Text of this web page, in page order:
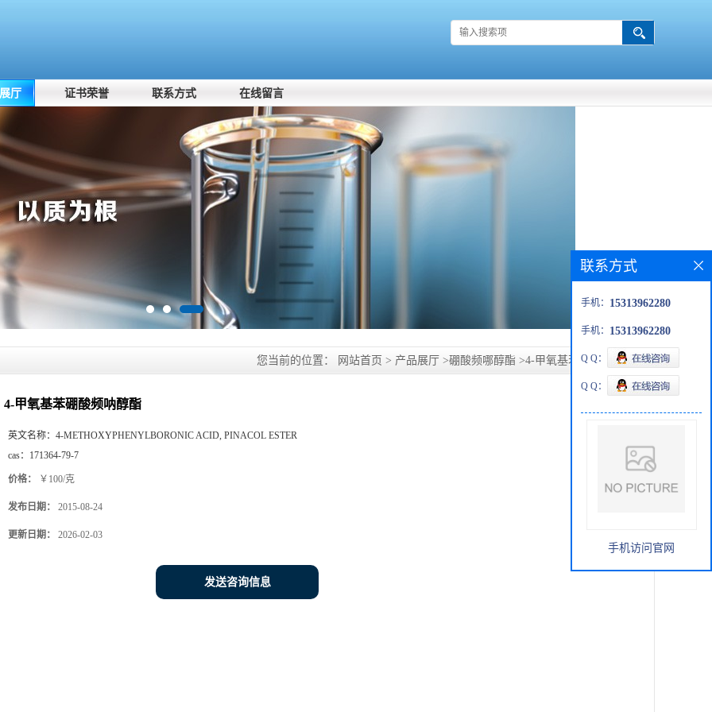
厅 证书荣誉 联系方式 在线留言
您当前的位置： 网站首页 > 产品展厅 >硼酸频哪醇酯 >4-甲氧基苯硼酸频呐醇酯
4-甲氧基苯硼酸频呐醇酯
英文名称： 4-METHOXYPHENYLBORONIC ACID, PINACOL ESTER
cas： 171364-79-7
价格： ￥100/克
发布日期： 2015-08-24
更新日期： 2026-02-03
发送咨询信息
联系方式
手机： 15313962280
手机： 15313962280
Q Q：
Q Q：
手机访问官网